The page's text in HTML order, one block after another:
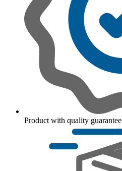
Product with quality guarantee